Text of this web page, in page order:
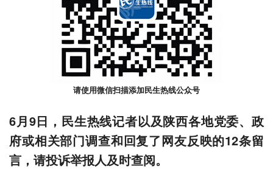
请使用微信扫描添加民生热线公众号
6月9日，民生热线记者以及陕西各地党委、政
府或相关部门调查和回复了网友反映的12条留
言，请投诉举报人及时查阅。